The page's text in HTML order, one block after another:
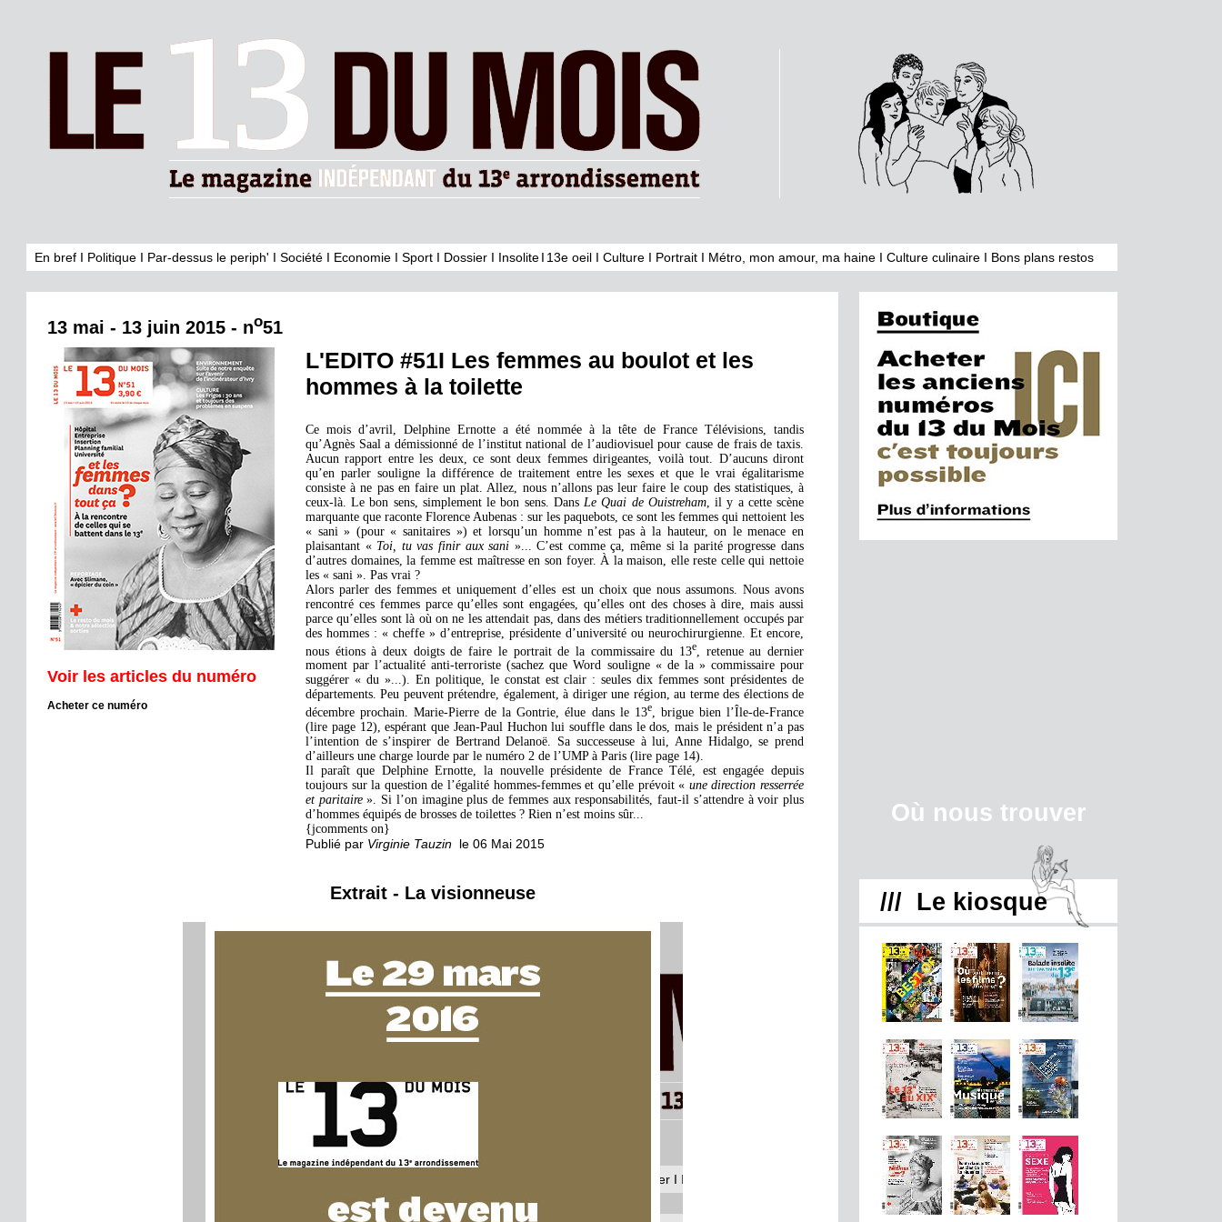
En bref I Politique I Par-dessus le periph' I Société I Economie I Sport I Dossier I InsoliteI 13e oeil I Culture I Portrait I Métro, mon amour, ma haine I Culture culinaire I Bons plans restos
13 mai - 13 juin 2015 - no51
Voir les articles du numéro
Acheter ce numéro
L'EDITO #51I Les femmes au boulot et les
hommes à la toilette
Ce mois d’avril, Delphine Ernotte a été nommée à la tête de France Télévisions, tandis
qu’Agnès Saal a démissionné de l’institut national de l’audiovisuel pour cause de frais de taxis.
Aucun rapport entre les deux, ce sont deux femmes dirigeantes, voilà tout. D’aucuns diront
qu’en parler souligne la différence de traitement entre les sexes et que le vrai égalitarisme
consiste à ne pas en faire un plat. Allez, nous n’allons pas leur faire le coup des statistiques, à
ceux-là. Le bon sens, simplement le bon sens. Dans Le Quai de Ouistreham, il y a cette scène
marquante que raconte Florence Aubenas : sur les paquebots, ce sont les femmes qui nettoient les
« sani » (pour « sanitaires ») et lorsqu’un homme n’est pas à la hauteur, on le menace en
plaisantant « Toi, tu vas finir aux sani »... C’est comme ça, même si la parité progresse dans
d’autres domaines, la femme est maîtresse en son foyer. À la maison, elle reste celle qui nettoie
les « sani ». Pas vrai ?
Alors parler des femmes et uniquement d’elles est un choix que nous assumons. Nous avons
rencontré ces femmes parce qu’elles sont engagées, qu’elles ont des choses à dire, mais aussi
parce qu’elles sont là où on ne les attendait pas, dans des métiers traditionnellement occupés par
des hommes : « cheffe » d’entreprise, présidente d’université ou neurochirurgienne. Et encore,
nous étions à deux doigts de faire le portrait de la commissaire du 13e, retenue au dernier
moment par l’actualité anti-terroriste (sachez que Word souligne « de la » commissaire pour
suggérer « du »...). En politique, le constat est clair : seules dix femmes sont présidentes de
départements. Peu peuvent prétendre, également, à diriger une région, au terme des élections de
décembre prochain. Marie-Pierre de la Gontrie, élue dans le 13e, brigue bien l’Île-de-France
(lire page 12), espérant que Jean-Paul Huchon lui souffle dans le dos, mais le président n’a pas
l’intention de s’inspirer de Bertrand Delanoë. Sa successeuse à lui, Anne Hidalgo, se prend
d’ailleurs une charge lourde par le numéro 2 de l’UMP à Paris (lire page 14).
Il paraît que Delphine Ernotte, la nouvelle présidente de France Télé, est engagée depuis
toujours sur la question de l’égalité hommes-femmes et qu’elle prévoit « une direction resserrée
et paritaire». Si l’on imagine plus de femmes aux responsabilités, faut-il s’attendre à voir plus
d’hommes équipés de brosses de toilettes ? Rien n’est moins sûr...
{jcomments on}
Publié par Virginie Tauzin le 06 Mai 2015
Extrait - La visionneuse
Où nous trouver
/// Le kiosque